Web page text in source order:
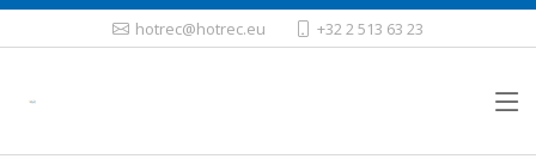
hotrec@hotrec.eu +32 2 513 63 23